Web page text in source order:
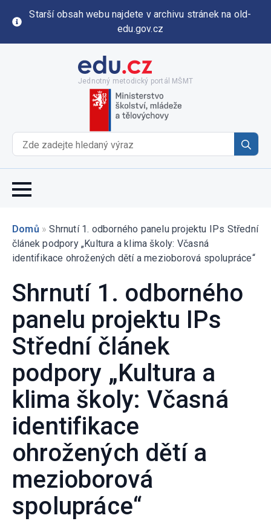
Starší obsah webu najdete v archivu stránek na old-
edu.gov.cz
Jednotný metodický portál MŠMT
for:
Domů » Shrnutí 1. odborného panelu projektu IPs Střední
článek podpory „Kultura a klima školy: Včasná
identifikace ohrožených dětí a mezioborová spolupráce“
Shrnutí 1. odborného
panelu projektu IPs
Střední článek
podpory „Kultura a
klima školy: Včasná
identifikace
ohrožených dětí a
mezioborová
spolupráce“